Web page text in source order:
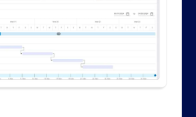
、インテリジェントな分析
ています。
詳細を表示